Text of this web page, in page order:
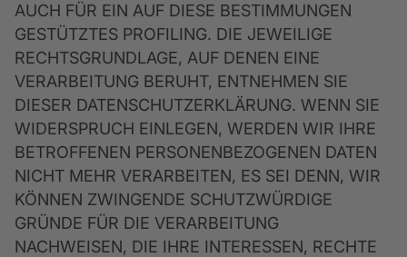
AUCH FÜR EIN AUF DIESE BESTIMMUNGEN
GESTÜTZTES PROFILING. DIE JEWEILIGE
RECHTSGRUNDLAGE, AUF DENEN EINE
VERARBEITUNG BERUHT, ENTNEHMEN SIE
DIESER DATENSCHUTZERKLÄRUNG. WENN SIE
WIDERSPRUCH EINLEGEN, WERDEN WIR IHRE
BETROFFENEN PERSONENBEZOGENEN DATEN
NICHT MEHR VERARBEITEN, ES SEI DENN, WIR
KÖNNEN ZWINGENDE SCHUTZWÜRDIGE
GRÜNDE FÜR DIE VERARBEITUNG
NACHWEISEN, DIE IHRE INTERESSEN, RECHTE